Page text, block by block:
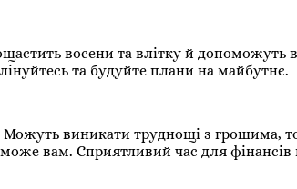
восени та влітку й допоможуть
та будуйте плани на майбутнє.
виникати труднощі з грошима,
вам. Сприятливий час для фінансів